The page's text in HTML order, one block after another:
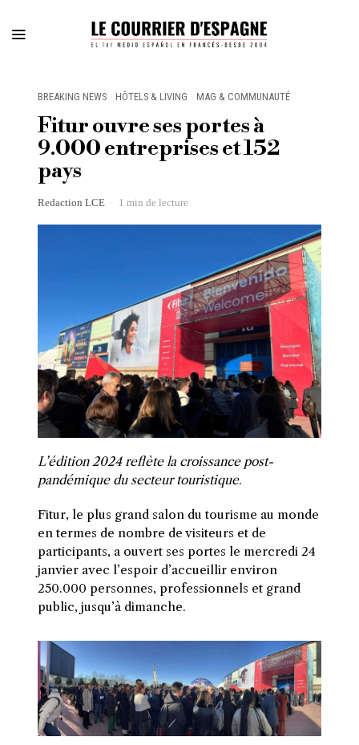
BREAKING NEWS · HÔTELS & LIVING · MAG & COMMUNAUTÉ
Fitur ouvre ses portes à
9.000 entreprises et 152
pays
Redaction LCE 1 min de lecture
L’édition 2024 reflète la croissance post-
pandémique du secteur touristique.
Fitur, le plus grand salon du tourisme au monde
en termes de nombre de visiteurs et de
participants, a ouvert ses portes le mercredi 24
janvier avec l’espoir d’accueillir environ
250.000 personnes, professionnels et grand
public, jusqu’à dimanche.